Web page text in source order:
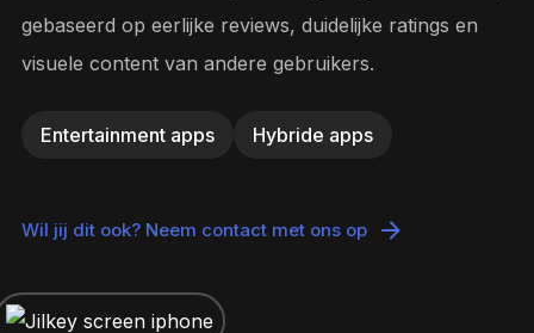
gebaseerd op eerlijke reviews, duidelijke ratings en
visuele content van andere gebruikers.
Entertainment apps Hybride apps
Wil jij dit ook? Neem contact met ons op